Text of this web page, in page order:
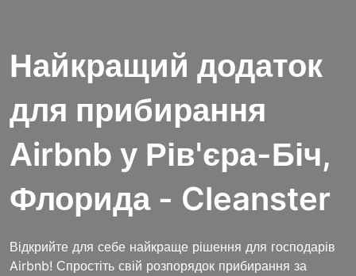
Найкращий додаток
для прибирання
Airbnb у Рів'єра-Біч,
Флорида - Cleanster
Відкрийте для себе найкраще рішення для господарів
Airbnb! Спростіть свій розпорядок прибирання за